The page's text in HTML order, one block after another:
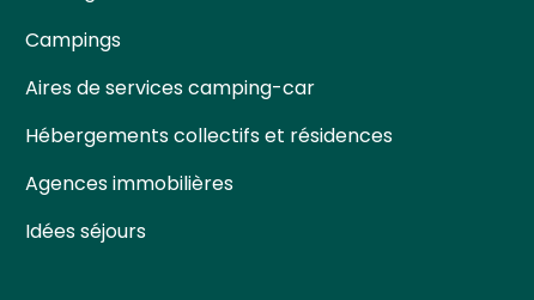
Campings
Aires de services camping-car
Hébergements collectifs et résidences
Agences immobilières
Idées séjours